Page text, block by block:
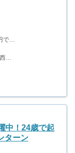
【成果報酬】 訪問販売：１成約につき30,000円です。 例えば、光インターネットの成約であれば、平均的に2.5日で1件の契約が見込めます。（12,000円/1日6時間稼働） ＜月収例＞月に100万以上稼ぐ方もいます！ ・月5件成約：150,000円 ・月15件成約：450,000円 ・月30成約：900,000円➕マネジメントインセンティブ300,000円 合計1,200,000円 時給換算で2,000円程度が、平均的なインターン生の報酬となっています。
JR難波駅から徒歩7分（関西本線、阪和線、関西空港線） 大阪難波駅から徒歩13分（近鉄奈良線、阪神なんば線） 桜川駅から徒歩4分（大阪メトロ千日前線、阪神なんば線）
中！24歳で起
ターン